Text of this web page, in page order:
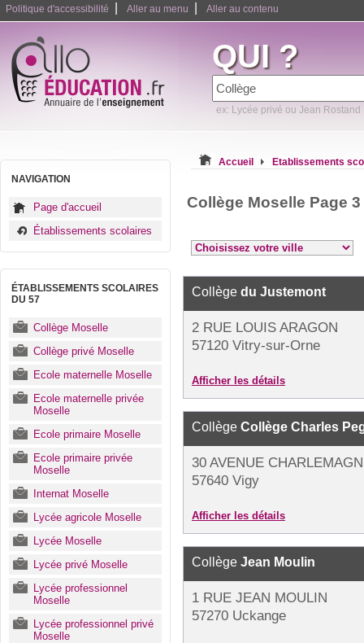
Politique d'accessibilité Aller au menu Aller au contenu
QUI ?
ex: Lycée privé ou Jean Rostand
NAVIGATION
Page d'accueil
Établissements scolaires
ÉTABLISSEMENTS SCOLAIRES
DU 57
Collège Moselle
Collège privé Moselle
Ecole maternelle Moselle
Ecole maternelle privée
Moselle
Ecole primaire Moselle
Ecole primaire privée
Moselle
Internat Moselle
Lycée agricole Moselle
Lycée Moselle
Lycée privé Moselle
Lycée professionnel
Moselle
Lycée professionnel privé
Moselle
Accueil Etablissements
Collège Moselle Page 3
Collège du Justemont
2 RUE LOUIS ARAGON
57120 Vitry-sur-Orne
Afficher les détails
Collège Collège Charles
30 AVENUE
57640 Vigy
Afficher les détails
Collège Jean Moulin
1 RUE JEAN MOULIN
57270 Uckange